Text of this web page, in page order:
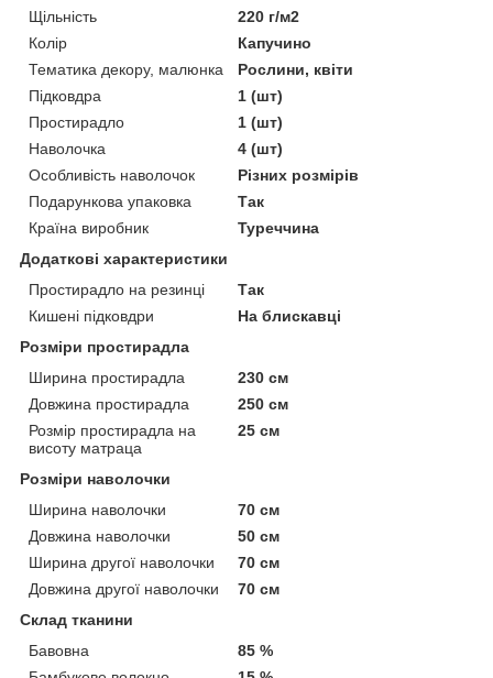
Щільність
220 г/м2
Колір
Капучино
Тематика декору, малюнка
Рослини, квіти
Підковдра
1 (шт)
Простирадло
1 (шт)
Наволочка
4 (шт)
Особливість наволочок
Різних розмірів
Подарункова упаковка
Так
Країна виробник
Туреччина
Додаткові характеристики
Простирадло на резинці
Так
Кишені підковдри
На блискавці
Розміри простирадла
Ширина простирадла
230 см
Довжина простирадла
250 см
Розмір простирадла на
висоту матраца
25 см
Розміри наволочки
Ширина наволочки
70 см
Довжина наволочки
50 см
Ширина другої наволочки
70 см
Довжина другої наволочки
70 см
Склад тканини
Бавовна
85 %